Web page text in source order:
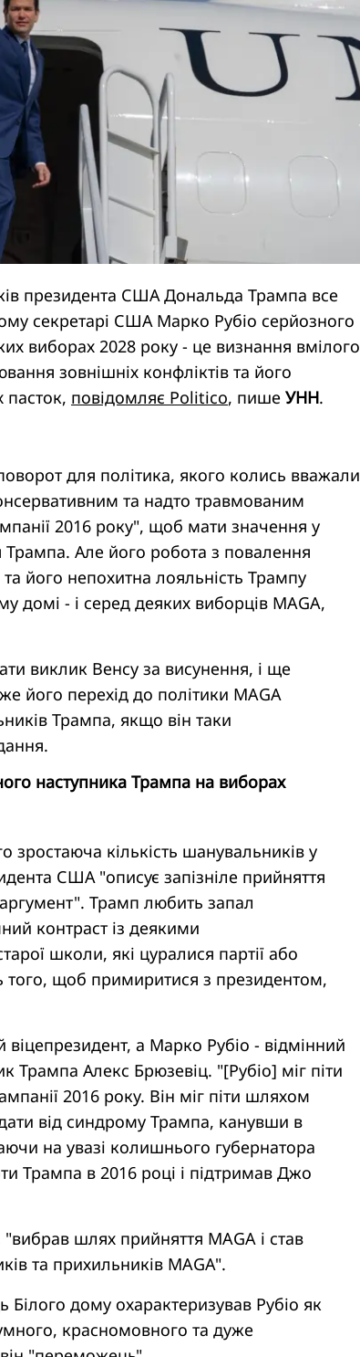
президента США Дональда Трампа все
секретарі США Марко Рубіо серйозного
виборах 2028 року - це визнання вмілого
зовнішніх конфліктів та його
пасток, повідомляє Politico, пише УНН.
для політика, якого колись вважали
та надто травмованим
2016 року", щоб мати значення у
Трампа. Але його робота з повалення
його непохитна лояльність Трампу
домі - і серед деяких виборців MAGA,
виклик Венсу за висунення, і ще
його перехід до політики MAGA
Трампа, якщо він таки
наступника Трампа на виборах
зростаюча кількість шанувальників у
США "описує запізніле прийняття
Трамп любить запал
контраст із деякими
школи, які цуралися партії або
того, щоб примиритися з президентом,
а Марко Рубіо - відмінний
Трампа Алекс Брюзевіц. "[Рубіо] міг піти
2016 року. Він міг піти шляхом
від синдрому Трампа, канувши в
на увазі колишнього губернатора
Трампа в 2016 році і підтримав Джо
шлях прийняття MAGA і став
та прихильників MAGA".
дому охарактеризував Рубіо як
красномовного та дуже